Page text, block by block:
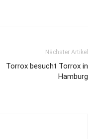
Nächster Artikel
Torrox besucht Torrox in
Hamburg